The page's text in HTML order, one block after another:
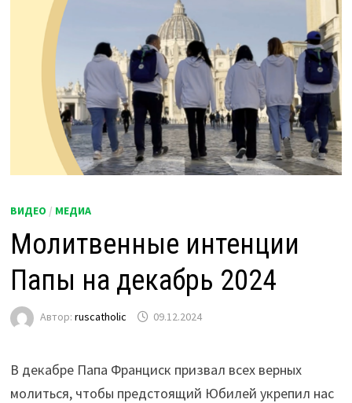
ВИДЕО / МЕДИА
Молитвенные интенции
Папы на декабрь 2024
Автор:ruscatholic 09.12.2024
В декабре Папа Франциск призвал всех верных
молиться, чтобы предстоящий Юбилей укрепил нас